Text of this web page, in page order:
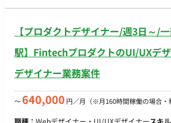
課題を定義 ・定性的かつ定量的なゴール
タイプ制作とブラッシュアップ ・デザイ
を提供 ・リリース後の改善 ツール AIツール：ChatGPT、
Figma Make デザイン作成：Adobe
Sketch チームコミュニケーション：
ュメント：Strap、Notion、Keynote
【プロダクトデザイナー/週3日～/
駅】FintechプロダクトのUI/UXデ
デザイナー業務案件
〜640,000 円／月 （※月160時間稼働の場合・
職種： Webデザイナー・UI/UXデザイナースキル